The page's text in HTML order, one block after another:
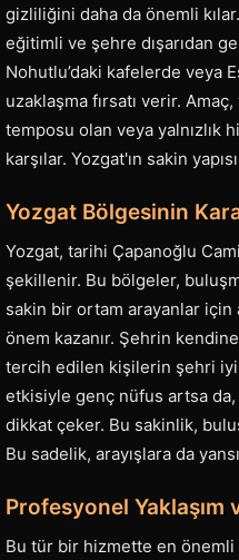
gizliliğini daha da önemli
eğitimli ve şehre dışarıdan
Nohutlu’daki kafelerde veya
uzaklaşma fırsatı verir.
temposu olan veya yalnızlık
karşılar. Yozgat'ın sakin
Yozgat Bölgesinin
Yozgat, tarihi Çapanoğlu
şekillenir. Bu bölgeler,
sakin bir ortam arayanlar
önem kazanır. Şehrin
tercih edilen kişilerin şehri iyi
etkisiyle genç nüfus artsa
dikkat çeker. Bu sakinlik,
Bu sadelik, arayışlara da
Profesyonel Yaklaşım
Bu tür bir hizmette en önemli